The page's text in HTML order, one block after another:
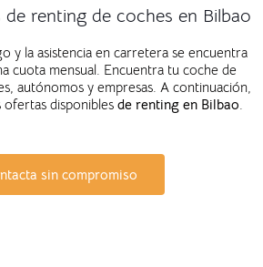
renting de coches en Bilbao
y la asistencia en carretera se encuentra
cuota mensual. Encuentra tu coche de
autónomos y empresas. A continuación,
ofertas disponibles de renting en Bilbao.
sin compromiso